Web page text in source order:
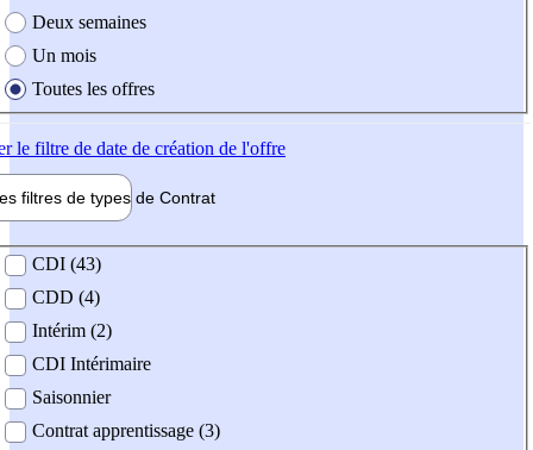
Deux semaines
Un mois
Toutes les offres
le filtre de date de création de l'offre
filtres de types de Contrat
contrat
CDI (43)
CDD (4)
Intérim (2)
CDI Intérimaire
Saisonnier
Contrat apprentissage (3)